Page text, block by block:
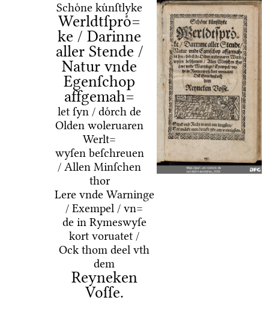
Schoͤne kuͤnſtlyke
Werldtſproͤ=
ke / Darinne
aller Stende /
Natur vnde
Egenſchop
affgemah=
let ſyn / doͤrch de
Olden woleruaren
Werlt=
wyſen beſchreuen
/ Allen Minſchen
thor
Lere vnde Warninge
/ Exempel / vn=
de in Rymeswyſe
kort voruatet /
Ock thom deel vth
dem
Reyneken
Voſſe.